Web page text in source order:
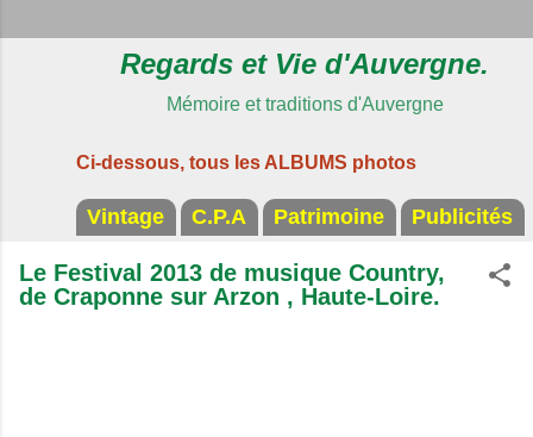
Regards et Vie d'Auvergne.
Mémoire et traditions d'Auvergne
Ci-dessous, tous les ALBUMS photos
Vintage C.P.A Patrimoine Publicités
Le Festival 2013 de musique Country,
de Craponne sur Arzon , Haute-Loire.